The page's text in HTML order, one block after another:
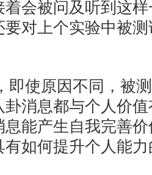
会被问及听到这
对上个实验中被
即使原因不同，被
消息都与个人价
能产生自我完善
如何提升个人能